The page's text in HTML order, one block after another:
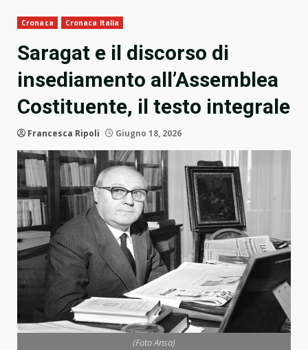
Cronaca Cronaca Italia
Saragat e il discorso di
insediamento all’Assemblea
Costituente, il testo integrale
Francesca Ripoli Giugno 18, 2026
(Foto Ansa)